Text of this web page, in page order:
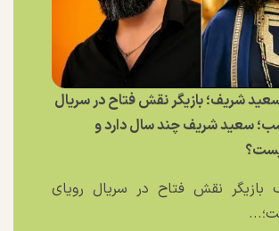
شریف؛ بازیگر نقش فتاح در سریال
سعید شریف چند سال دارد و
نقش فتاح در سریال رویای